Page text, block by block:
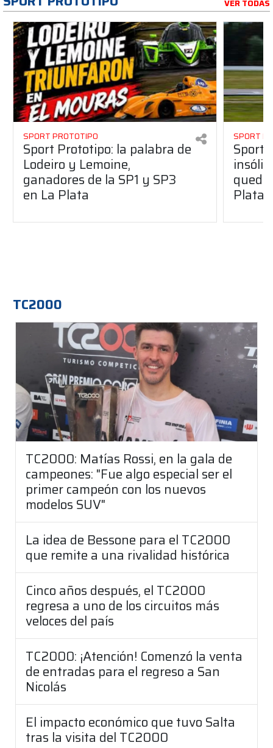
VER TODAS
SPORT PROTOTIPO
Sport Prototipo: la palabra de
Lodeiro y Lemoine,
ganadores de la SP1 y SP3
en La Plata
SPORT
Sport
Plata
TC2000
TC2000: Matías Rossi, en la gala de
campeones: "Fue algo especial ser el
primer campeón con los nuevos
modelos SUV"
La idea de Bessone para el TC2000
que remite a una rivalidad histórica
Cinco años después, el TC2000
regresa a uno de los circuitos más
veloces del país
TC2000: ¡Atención! Comenzó la venta
de entradas para el regreso a San
Nicolás
El impacto económico que tuvo Salta
tras la visita del TC2000